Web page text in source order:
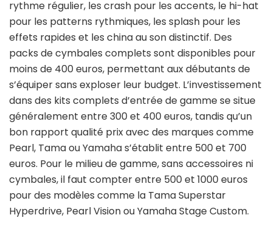
rythme régulier, les crash pour les accents, le hi-hat
pour les patterns rythmiques, les splash pour les
effets rapides et les china au son distinctif. Des
packs de cymbales complets sont disponibles pour
moins de 400 euros, permettant aux débutants de
s’équiper sans exploser leur budget. L’investissement
dans des kits complets d’entrée de gamme se situe
généralement entre 300 et 400 euros, tandis qu’un
bon rapport qualité prix avec des marques comme
Pearl, Tama ou Yamaha s’établit entre 500 et 700
euros. Pour le milieu de gamme, sans accessoires ni
cymbales, il faut compter entre 500 et 1000 euros
pour des modèles comme la Tama Superstar
Hyperdrive, Pearl Vision ou Yamaha Stage Custom.